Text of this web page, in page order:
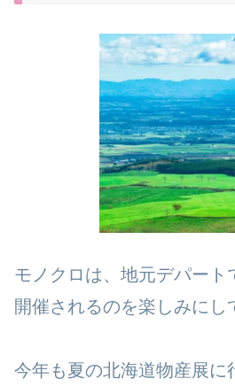
モノクロは、地元デパート
開催されるのを楽しみにし
今年も夏の北海道物産展に